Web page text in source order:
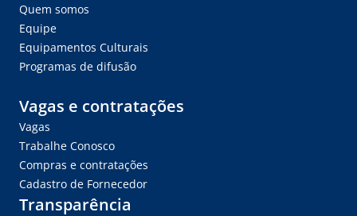
Quem somos
Equipe
Equipamentos Culturais
Programas de difusão
Vagas e contratações
Vagas
Trabalhe Conosco
Compras e contratações
Cadastro de Fornecedor
Transparência